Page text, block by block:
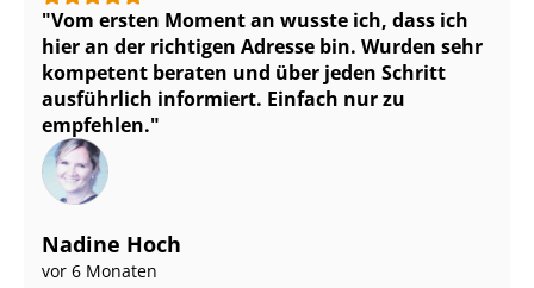
Vom ersten Moment an wusste ich, dass ich
hier an der richtigen Adresse bin. Wurden sehr
kompetent beraten und über jeden Schritt
ausführlich informiert. Einfach nur zu
empfehlen.
Nadine Hoch
vor 6 Monaten